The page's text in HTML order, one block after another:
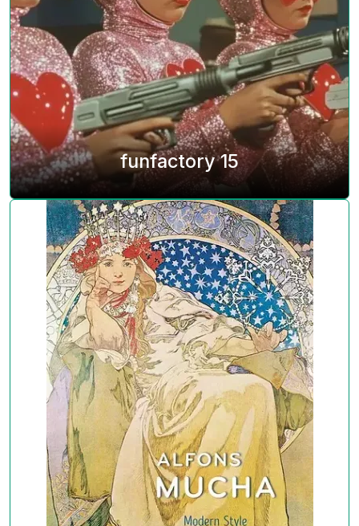
funfactory 15